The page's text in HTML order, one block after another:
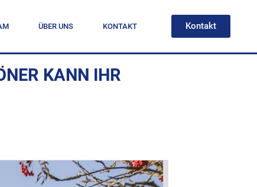
ÜBER UNS KONTAKT Kontakt
KANN IHR